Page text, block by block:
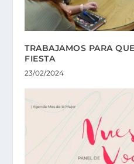
TRABAJAMOS PARA
FIESTA
23/02/2024